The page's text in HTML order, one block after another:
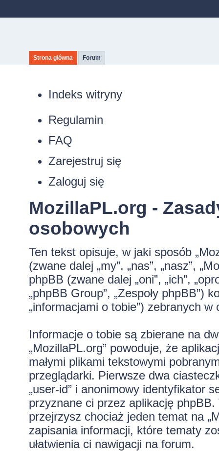
Strona główna Forum
Indeks witryny
Regulamin
FAQ
Zarejestruj się
Zaloguj się
MozillaPL.org -
osobowych
Ten tekst opisuje, w jaki sposób
(zwane dalej „my”, „nas”, „nasz”,
phpBB (zwane dalej „oni”, „ich”,
„phpBB Group”, „Zespoły phpBB”)
„informacjami o tobie”) zebranych
Informacje o tobie są zbierane na
„MozillaPL.org” powoduje, że
małymi plikami tekstowymi
przeglądarki. Pierwsze dwa
„user-id” i anonimowy identyfikator
przyznane ci przez aplikację
przejrzysz chociaż jeden temat na
zapisania informacji, które tematy
ułatwienia ci nawigacji na forum.